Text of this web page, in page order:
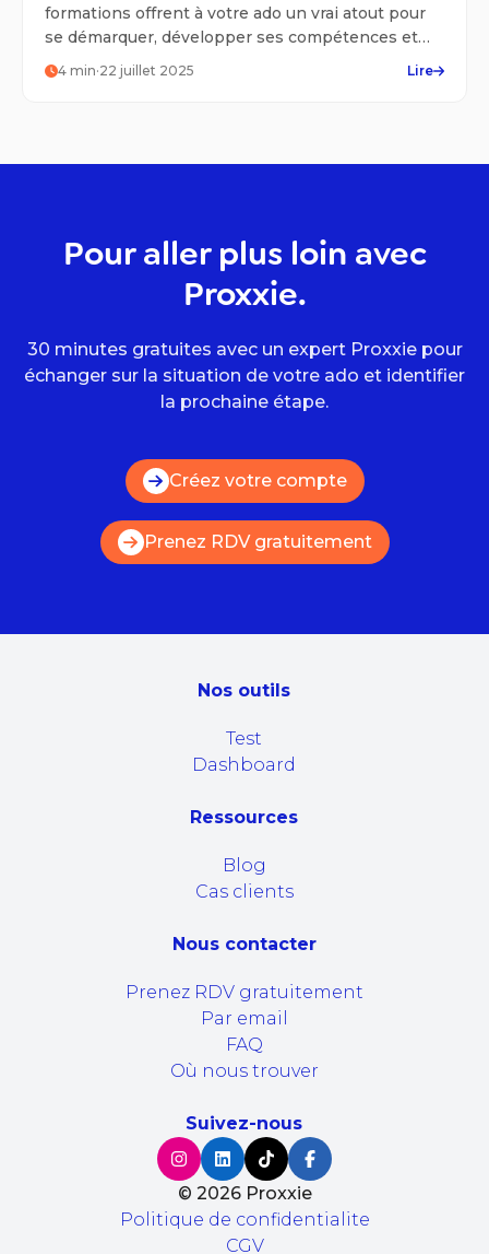
formations offrent à votre ado un vrai atout pour
se démarquer, développer ses compétences et
viser plus haut.
4 min·22 juillet 2025 Lire
Pour aller plus loin avec
Proxxie.
30 minutes gratuites avec un expert Proxxie pour
échanger sur la situation de votre ado et identifier
la prochaine étape.
Créez votre compte
Prenez RDV gratuitement
Nos outils
Test
Dashboard
Ressources
Blog
Cas clients
Nous contacter
Prenez RDV gratuitement
Par email
FAQ
Où nous trouver
Suivez-nous
© 2026Proxxie
Politique de confidentialite
CGV